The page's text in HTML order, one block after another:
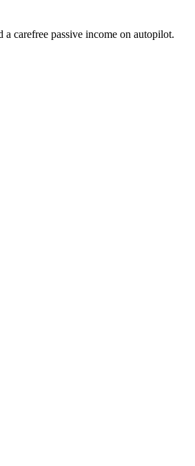
carefree passive income on autopilot.